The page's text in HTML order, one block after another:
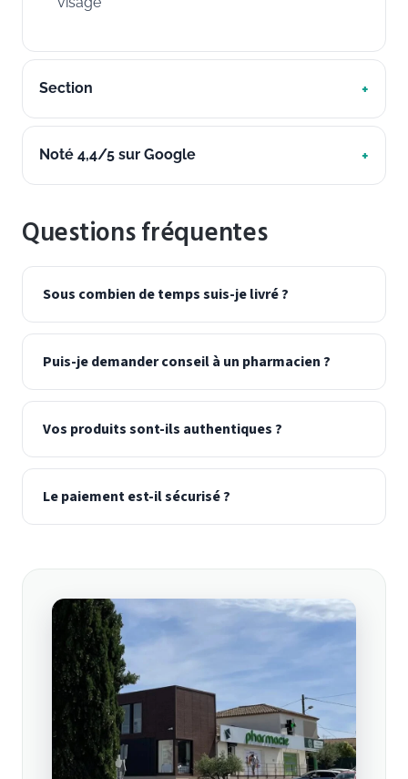
Section
Noté 4,4/5 sur Google
Questions fréquentes
Sous combien de temps suis-je livré ?
Puis-je demander conseil à un pharmacien ?
Vos produits sont-ils authentiques ?
Le paiement est-il sécurisé ?